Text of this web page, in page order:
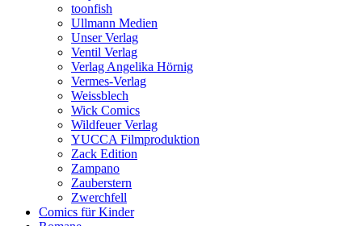
toonfish
Ullmann Medien
Unser Verlag
Ventil Verlag
Verlag Angelika Hörnig
Vermes-Verlag
Weissblech
Wick Comics
Wildfeuer Verlag
YUCCA Filmproduktion
Zack Edition
Zampano
Zauberstern
Zwerchfell
Comics für Kinder